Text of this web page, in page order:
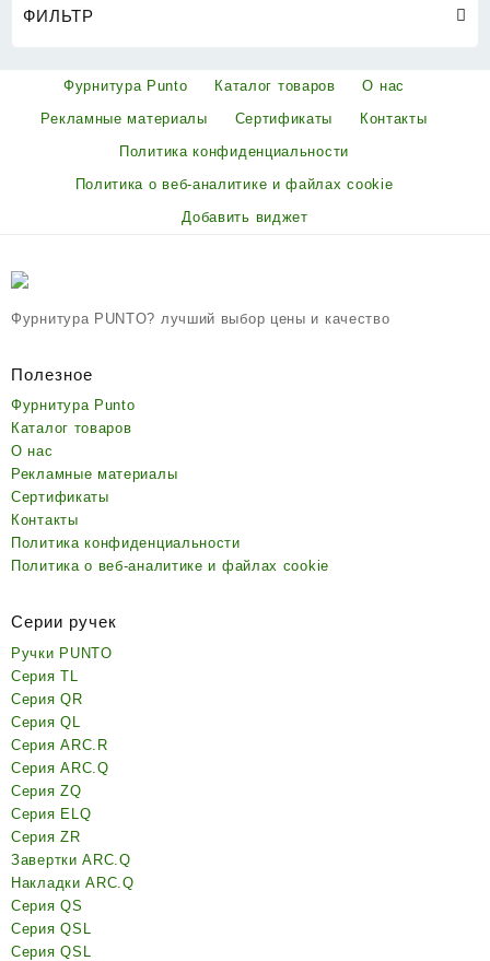
ФИЛЬТР
Фурнитура Punto Каталог товаров
О нас
Рекламные материалы
Сертификаты
Контакты
Политика конфиденциальности
Политика о веб-аналитике и файлах cookie
Добавить виджет
Фурнитура PUNTO? лучший выбор цены и качество
Полезное
Фурнитура Punto
Каталог товаров
О нас
Рекламные материалы
Сертификаты
Контакты
Политика конфиденциальности
Политика о веб-аналитике и файлах cookie
Серии ручек
Ручки PUNTO
Серия TL
Серия QR
Серия QL
Серия ARC.R
Серия ARC.Q
Серия ZQ
Серия ELQ
Серия ZR
Завертки ARC.Q
Накладки ARC.Q
Серия QS
Серия QSL
Серия QSL